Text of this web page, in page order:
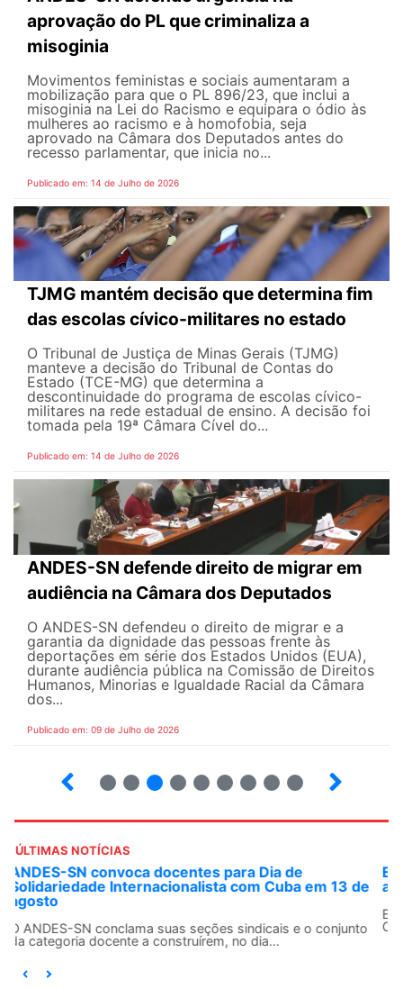
aprovação do PL que criminaliza a
misoginia
Movimentos feministas e sociais aumentaram a
mobilização para que o PL 896/23, que inclui a
misoginia na Lei do Racismo e equipara o ódio às
mulheres ao racismo e à homofobia, seja
aprovado na Câmara dos Deputados antes do
recesso parlamentar, que inicia no...
Publicado em: 14 de Julho de 2026
TJMG mantém decisão que determina fim
das escolas cívico-militares no estado
O Tribunal de Justiça de Minas Gerais (TJMG)
manteve a decisão do Tribunal de Contas do
Estado (TCE-MG) que determina a
descontinuidade do programa de escolas cívico-
militares na rede estadual de ensino. A decisão foi
tomada pela 19ª Câmara Cível do...
Publicado em: 14 de Julho de 2026
ANDES-SN defende direito de migrar em
audiência na Câmara dos Deputados
O ANDES-SN defendeu o direito de migrar e a
garantia da dignidade das pessoas frente às
deportações em série dos Estados Unidos (EUA),
durante audiência pública na Comissão de Direitos
Humanos, Minorias e Igualdade Racial da Câmara
dos...
Publicado em: 09 de Julho de 2026
ÚLTIMAS NOTÍCIAS
Em decisão inédita, Justiça Federal condena ex-
agente da ditadura por estupro
Em uma decisão considerada histórica, a 2ª Vara Federal
Criminal do Rio de Janeiro condenou o...